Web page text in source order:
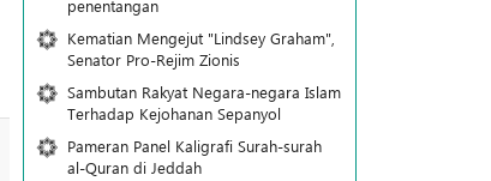
penentangan
Kematian Mengejut "Lindsey Graham",
Senator Pro-Rejim Zionis
Sambutan Rakyat Negara-negara Islam
Terhadap Kejohanan Sepanyol
Pameran Panel Kaligrafi Surah-surah
al-Quran di Jeddah